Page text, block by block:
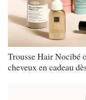
Trousse Hair Nocibé
cheveux en cadeau